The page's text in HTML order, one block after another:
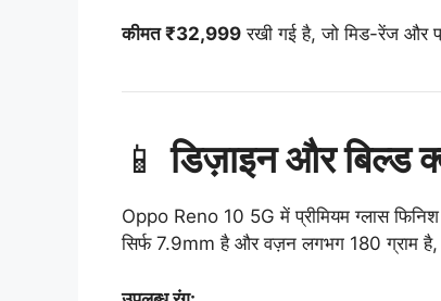
कीमत ₹32,999 रखी गई है, जो मिड-रेंज और
📱डिज़ाइन और बिल्ड
Oppo Reno 10 5G में प्रीमियम ग्लास
सिर्फ 7.9mm है और वज़न लगभग 180 ग्राम है,